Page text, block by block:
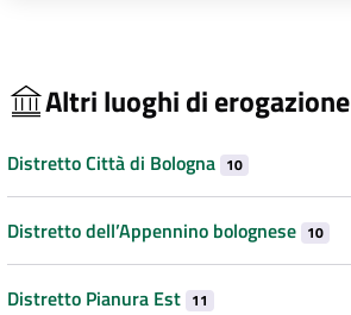
Altri luoghi di erogazione
Distretto Città di Bologna 10
Distretto dell’Appennino bolognese 10
Distretto Pianura Est 11